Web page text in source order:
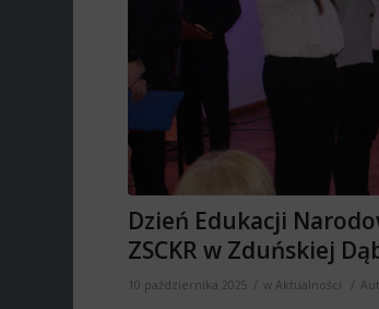
Dzień Edukacji
ZSCKR w Zduńskiej
10 października 2025 / w Aktualności /